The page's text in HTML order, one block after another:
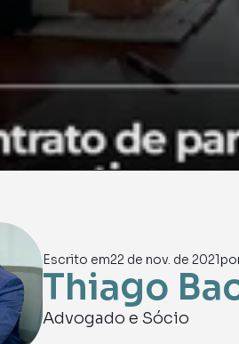
Escrito em22 de nov. de 2021
Thiago
Advogado e Sócio